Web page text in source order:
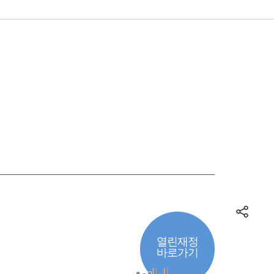
열린재정
바로가기